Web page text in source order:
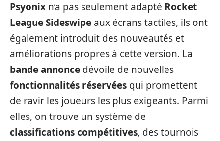
Psyonix n’a pas seulement adapté Rocket
League Sideswipe aux écrans tactiles, ils ont
également introduit des nouveautés et
améliorations propres à cette version. La
bande annonce dévoile de nouvelles
fonctionnalités réservées qui promettent
de ravir les joueurs les plus exigeants. Parmi
elles, on trouve un système de
classifications compétitives, des tournois